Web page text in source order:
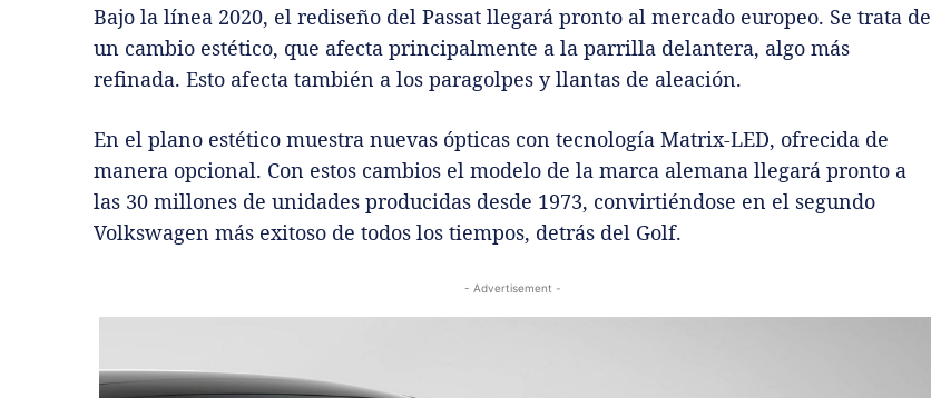
Bajo la línea 2020, el rediseño del Passat llegará pronto al mercado europeo. Se trata de
un cambio estético, que afecta principalmente a la parrilla delantera, algo más
refinada. Esto afecta también a los paragolpes y llantas de aleación.
En el plano estético muestra nuevas ópticas con tecnología Matrix-LED, ofrecida de
manera opcional. Con estos cambios el modelo de la marca alemana llegará pronto a
las 30 millones de unidades producidas desde 1973, convirtiéndose en el segundo
Volkswagen más exitoso de todos los tiempos, detrás del Golf.
- Advertisement -